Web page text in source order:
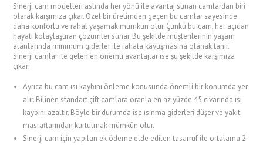
Sinerji cam modelleri aslında her yönü ile avantaj sunan camlardan biri
olarak karşımıza çıkar. Özel bir üretimden geçen bu camlar sayesinde
daha konforlu ve rahat yaşamak mümkün olur. Çünkü bu cam, her açıdan
hayatı kolaylaştıran çözümler sunar. Bu şekilde müşterilerinin yaşam
alanlarında minimum giderler ile rahata kavuşmasına olanak tanır.
Sinerji camlar ile gelen en önemli avantajlar ise şu şekilde karşımıza
çıkar;
Ayrıca bu cam ısı kaybını önleme konusunda önemli bir konumda yer
alır. Bilinen standart çift camlara oranla en az yüzde 45 civarında ısı
kaybını azaltır. Böyle bir durumda ise ısınma giderleri düşer ve yakıt
masraflarından kurtulmak mümkün olur.
Sinerji cam için yapılan ek ödeme elde edilen tasarruf ile ortalama 2